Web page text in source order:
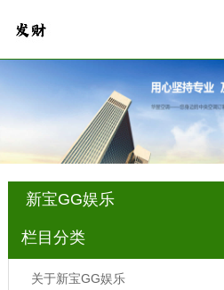
新宝GG娱乐
栏目分类
关于新宝GG娱乐